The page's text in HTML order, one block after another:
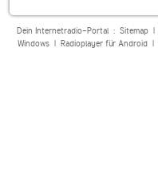
Dein Internetradio-Portal : Sitemap|
Windows| Radioplayer für Android|